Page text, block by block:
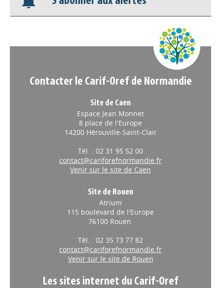
Nos veilles Scoop.it
Contacter le Carif-Oref de Normandie
Site de Caen
Espace Jean Monnet
8 place de l'Europe
14200 Hérouville-Saint-Clair
Tél. : 02 31 95 52 00
contact@cariforefnormandie.fr
Venir sur le site de Caen
Site de Rouen
Atrium
115 boulevard de l'Europe
76100 Rouen
Tél. : 02 35 73 77 82
contact@cariforefnormandie.fr
Venir sur le site de Rouen
Les sites internet du Carif-Oref